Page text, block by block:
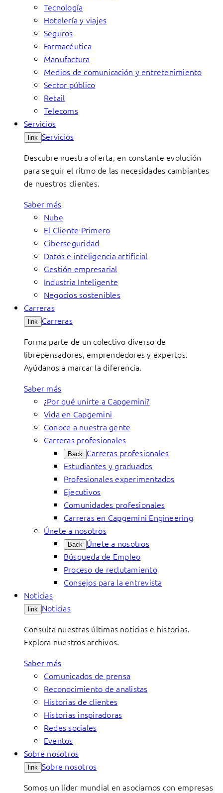
Tecnología
Hotelería y viajes
Seguros
Farmacéutica
Manufactura
Medios de comunicación y entretenimiento
Sector público
Retail
Telecoms
Servicios
link Servicios
Descubre nuestra oferta, en constante evolución
para seguir el ritmo de las necesidades cambiantes
de nuestros clientes.
Saber más
Nube
El Cliente Primero
Ciberseguridad
Datos e inteligencia artificial
Gestión empresarial
Industria Inteligente
Negocios sostenibles
Carreras
link Carreras
Forma parte de un colectivo diverso de
librepensadores, emprendedores y expertos.
Ayúdanos a marcar la diferencia.
Saber más
¿Por qué unirte a Capgemini?
Vida en Capgemini
Conoce a nuestra gente
Carreras profesionales
Back Carreras profesionales
Estudiantes y graduados
Profesionales experimentados
Ejecutivos
Comunidades profesionales
Carreras en Capgemini Engineering
Únete a nosotros
Back Únete a nosotros
Búsqueda de Empleo
Proceso de reclutamiento
Consejos para la entrevista
Noticias
link Noticias
Consulta nuestras últimas noticias e historias.
Explora nuestros archivos.
Saber más
Comunicados de prensa
Reconocimiento de analistas
Historias de clientes
Historias inspiradoras
Redes sociales
Eventos
Sobre nosotros
link Sobre nosotros
Somos un líder mundial en asociarnos con empresas